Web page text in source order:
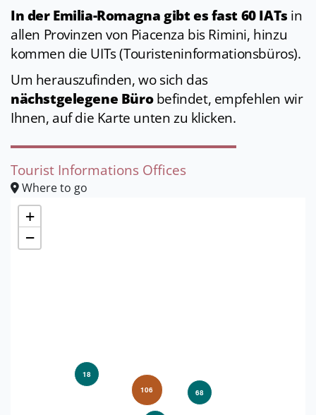
In der Emilia-Romagna gibt es fast 60 IATs in
allen Provinzen von Piacenza bis Rimini, hinzu
kommen die UITs (Touristeninformationsbüros).
Um herauszufinden, wo sich das
nächstgelegene Bürobefindet, empfehlen wir
Ihnen, auf die Karte unten zu klicken.
Tourist Informations Offices
Where to go
68
106
18
+
−